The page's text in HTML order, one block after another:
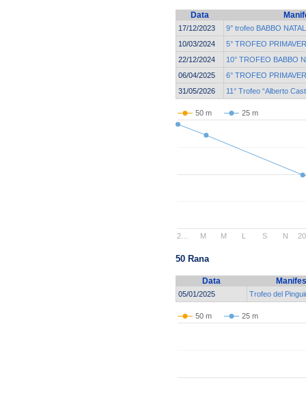
Data
17/12/2023
9° trofeo BABBO
10/03/2024
5° TROFEO
22/12/2024
10° TROFEO BABBO
06/04/2025
6° TROFEO
31/05/2026
11° Trofeo “Alberto
50 m 25 m
2… M M L S N
50 Rana
Data
05/01/2025 Trofeo del
50 m 25 m